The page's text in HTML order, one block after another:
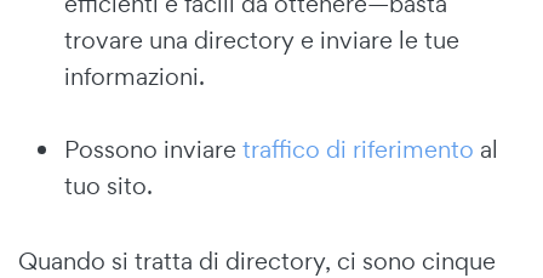
trovare una directory e inviare le tue
informazioni.
Possono inviare traffico di riferimento al
tuo sito.
Quando si tratta di directory, ci sono cinque